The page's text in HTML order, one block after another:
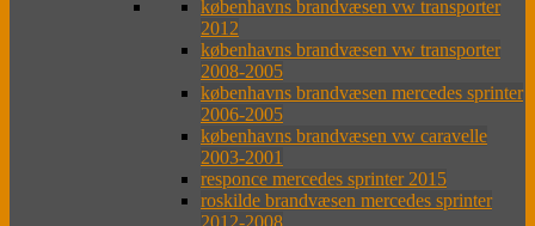
københavns brandvæsen vw transporter
2012
københavns brandvæsen vw transporter
2008-2005
københavns brandvæsen mercedes sprinter
2006-2005
københavns brandvæsen vw caravelle
2003-2001
responce mercedes sprinter 2015
roskilde brandvæsen mercedes sprinter
2012-2008